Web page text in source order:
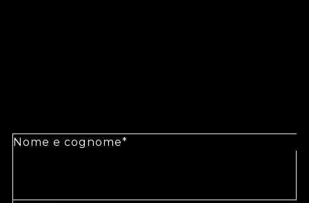
Nome e cognome*